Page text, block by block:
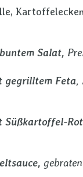
Salat,
gegrilltem Feta,
Süßkartoffel-